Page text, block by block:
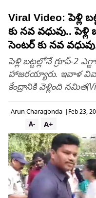
Viral Video: పెళ్లి
కు నవ వధువు.. పెళ్లి
సెంటర్ కు నవ
పెళ్లి బట్టల్లోనే గ్రూప్-2
హాజరయ్యారు. ఇవాళ
కేంద్రానికి వెళ్లింది
Arun Charagonda | Feb 23,
A+
A-